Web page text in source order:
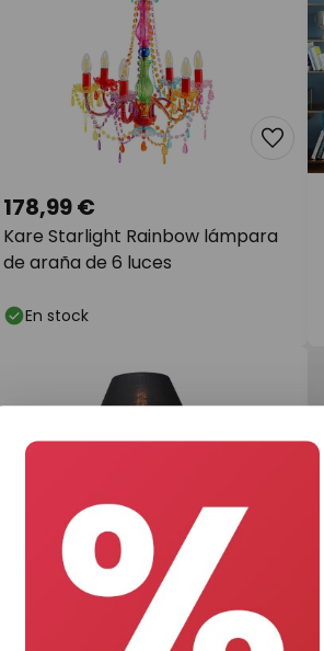
Kare Starlight Rainbow lámpara
de araña de 6 luces
178,99 €
En stock